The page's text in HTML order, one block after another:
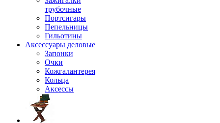
трубочные
Портсигары
Пепельницы
Гильотины
Аксессуары деловые
Запонки
Очки
Кожгалантерея
Кольца
Аксессы